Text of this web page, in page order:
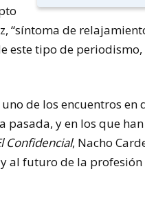
“síntoma de
este tipo de
de los encuentros en
y en los que
Confidencial, Nacho
al futuro de la